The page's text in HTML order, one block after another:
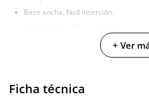
Base ancha; fácil inserción.
+ Ver
Ficha técnica